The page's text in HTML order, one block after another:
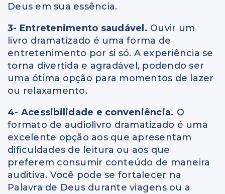
Deus em sua essência.
3- Entretenimento saudável. Ouvir um
livro dramatizado é uma forma de
entretenimento por si só. A experiência se
torna divertida e agradável, podendo ser
uma ótima opção para momentos de lazer
ou relaxamento.
4- Acessibilidade e conveniência. O
formato de audiolivro dramatizado é uma
excelente opção aos que apresentam
dificuldades de leitura ou aos que
preferem consumir conteúdo de maneira
auditiva. Você pode se fortalecer na
Palavra de Deus durante viagens ou a